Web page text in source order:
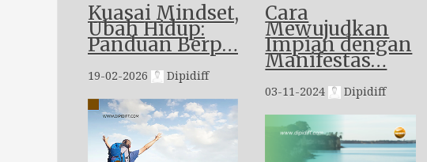
Kuasai Mindset,
Ubah Hidup:
Panduan Berp…
19-02-2026 Dipidiff
Cara
Mewujudkan
Impian dengan
Manifestas…
03-11-2024 Dipidiff